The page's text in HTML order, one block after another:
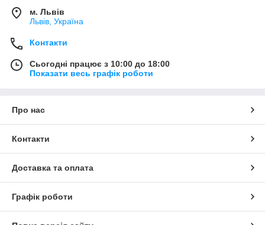
м. Львів
Львів, Україна
Контакти
Сьогодні працює з 10:00 до 18:00
Показати весь графік роботи
Про нас
Контакти
Доставка та оплата
Графік роботи